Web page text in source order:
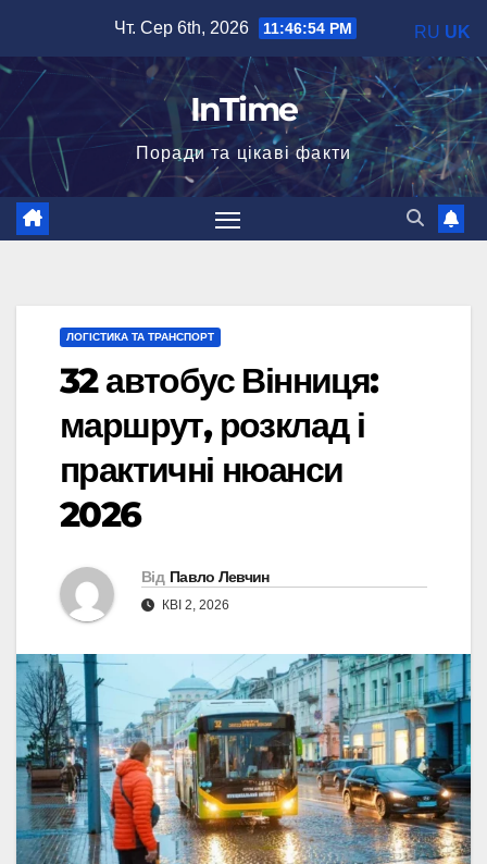
вмісту
Чт. Сер 6th, 2026 11:46:55 PM
InTime
Поради та цікаві факти
ЛОГІСТИКА ТА ТРАНСПОРТ
32 автобус Вінниця:
маршрут, розклад і
практичні нюанси
2026
Від Павло Левчин
КВІ 2, 2026
RU UK